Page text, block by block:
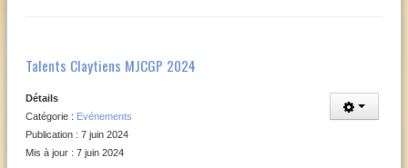
Talents Claytiens MJCGP 2024
Détails
Catégorie : Evénements
Publication : 7 juin 2024
Mis à jour : 7 juin 2024